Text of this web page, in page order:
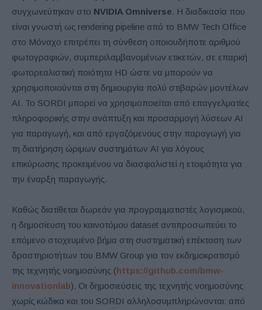
συγχωνεύτηκαν στο NVIDIA Omniverse. Η διαδικασία που
είναι γνωστή ως rendering pipeline από το BMW Tech Office
στο Μόναχο επιτρέπει τη σύνθεση οποιουδήποτε αριθμού
φωτογραφιών, συμπεριλαμβανομένων ετικετών, σε επαρκή
φωτορεαλιστική ποιότητα HD ώστε να μπορούν να
χρησιμοποιούνται στη δημιουργία πολύ στιβαρών μοντέλων
ΑΙ. Το SORDI μπορεί να χρησιμοποιείται από επαγγελματίες
πληροφορικής στην ανάπτυξη και προσαρμογή λύσεων AI
για παραγωγή, και από εργαζόμενους στην παραγωγή για
τη διατήρηση ώριμων συστημάτων AI για λόγους
επικύρωσης προκειμένου να διασφαλιστεί η ετοιμότητα για
την έναρξη παραγωγής.
Καθώς διατίθεται δωρεάν για προγραμματιστές λογισμικού,
η δημοσίευση του καινοτόμου dataset αντιπροσωπεύει το
επόμενο στοχευμένο βήμα στη συστηματική επέκταση των
δραστηριοτήτων του BMW Group για τον εκδημοκρατισμό
της τεχνητής νοημοσύνης (https://github.com/bmw-
innovationlab). Οι δημοσιεύσεις της τεχνητής νοημοσύνης
χωρίς κώδικα και του SORDI αλληλοσυμπληρώνονται: από